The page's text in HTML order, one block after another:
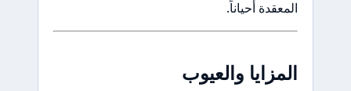
المعقدة أحياناً.
المزايا والعيوب